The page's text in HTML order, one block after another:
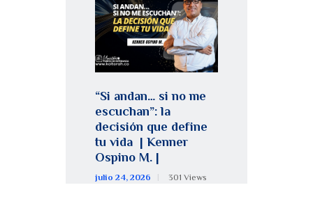
“Si andan… si no me
escuchan”: la
decisión que define
tu vida | Kenner
Ospino M. |
julio 24, 2026 301 Views